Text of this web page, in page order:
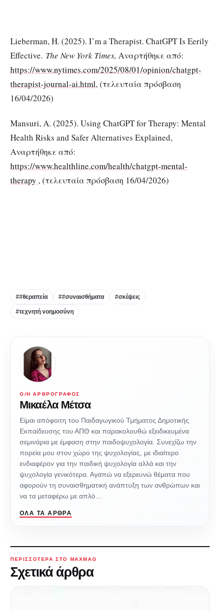
Lieberman, H. (2025). I’m a Therapist. ChatGPT Is Eerily
Effective. The New York Times, Αναρτήθηκε από:
https://www.nytimes.com/2025/08/01/opinion/chatgpt-
therapist-journal-ai.html, (τελευταία πρόσβαση
16/04/2026)
Mansuri, A. (2025). Using ChatGPT for Therapy: Mental
Health Risks and Safer Alternatives Explained,
Αναρτήθηκε από:
https://www.healthline.com/health/chatgpt-mental-
therapy , (τελευταία πρόσβαση 16/04/2026)
##θεραπεία ##συναισθήματα #σκέψεις
#τεχνητή νοημοσύνη
Ο/Η ΑΡΘΡΟΓΡΆΦΟΣ
Μικαέλα Μέτσα
Είμαι απόφοιτη του Παιδαγωγικού Τμήματος Δημοτικής
Εκπαίδευσης του ΑΠΘ και παρακολουθώ εξειδικευμένα
σεμινάρια με έμφαση στην παιδοψυχολογία. Συνεχίζω την
πορεία μου στον χώρο της ψυχολογίας, με ιδιαίτερο
ενδιαφέρον για την παιδική ψυχολογία αλλά και την
ψυχολογία γενικότερα. Αγαπώ να εξερευνώ θέματα που
αφορούν τη συναισθηματική ανάπτυξη των ανθρώπων και
να τα μεταφέρω με απλό…
ΌΛΑ ΤΑ ΆΡΘΡΑ
ΠΕΡΙΣΣΌΤΕΡΑ ΣΤΟ MAXMAG
Σχετικά άρθρα